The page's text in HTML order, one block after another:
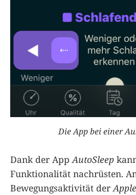
Die App bei einer
Dank der App AutoSleep
Funktionalität nachrüsten.
Bewegungsaktivität der